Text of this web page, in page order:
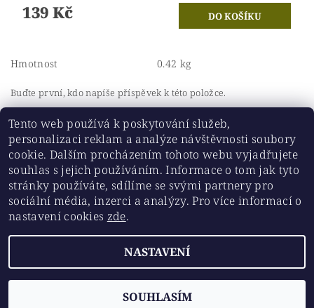
139 Kč
Hmotnost 0.42 kg
Buďte první, kdo napíše příspěvek k této položce.
Přidat komentář
Historickesklo.cz | Chovatelskepotreby.eu
Chovatelskepotreby.eu, všechna práva vyhrazena
cookies
Vytvořil Shoptet
Tento web používá k poskytování služeb,
personalizaci reklam a analýze návštěvnosti soubory
cookie. Dalším procházením tohoto webu vyjadřujete
souhlas s jejich používáním. Informace o tom jak tyto
stránky používáte, sdílíme se svými partnery pro
sociální média, inzerci a analýzy. Pro více informací o
nastavení cookies zde.
NASTAVENÍ
SOUHLASÍM